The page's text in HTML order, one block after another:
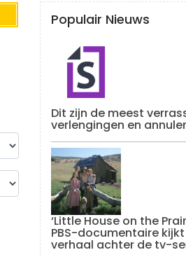
Populair Nieuws
Dit zijn de meest
verlengingen en
‘Little House on the
PBS-documentaire
verhaal achter de tv-